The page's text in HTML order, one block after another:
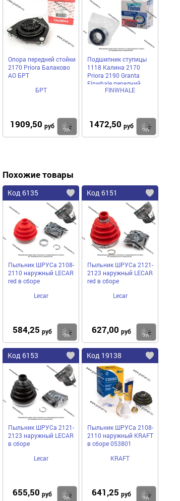
Опора передней стойки
2170 Priora Балаково
АО БРТ
БРТ
1909,50 руб Купить
Подшипник ступицы
1118 Калина 2170
Priora 2190 Granta
Finwhale передний
HB411FINWHALE
1472,50 руб
Похожие товары
Код 6135
Пыльник ШРУСа 2108-
2110 наружный LECAR
red в сборе
Lecar
584,25 руб Купить
Код 6151
Пыльник ШРУСа 2121-
2123 наружный LECAR
red в сборе
Lecar
627,00 руб
Код 6153
Пыльник ШРУСа 2121-
2123 наружный LECAR
в сборе
Lecar
655,50 руб Купить
Код 19138
Пыльник ШРУСа 2108-
2110 наружный KRAFT
в сборе 053801
KRAFT
641,25 руб